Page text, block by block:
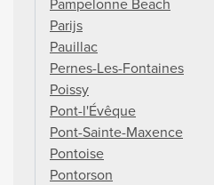
Parijs
Pauillac
Pernes-Les-Fontaines
Poissy
Pont-l'Évêque
Pont-Sainte-Maxence
Pontoise
Pontorson